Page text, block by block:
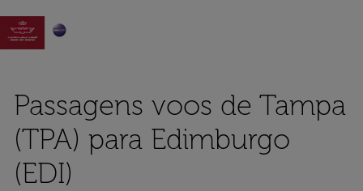

Passagens voos de Tampa
(TPA) para Edimburgo
(EDI)